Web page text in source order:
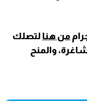
من هنا لتصلك
والمنح